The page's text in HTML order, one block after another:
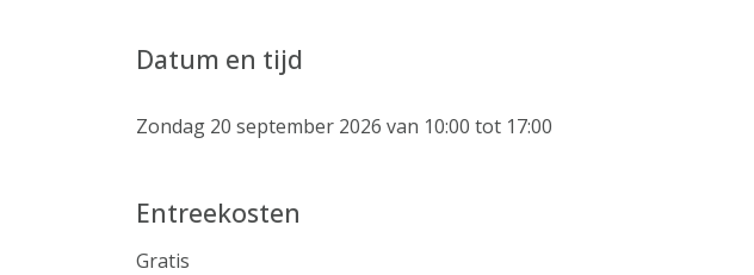
Datum en tijd
Zondag 20 september 2026 van 10:00 tot 17:00
Entreekosten
Gratis